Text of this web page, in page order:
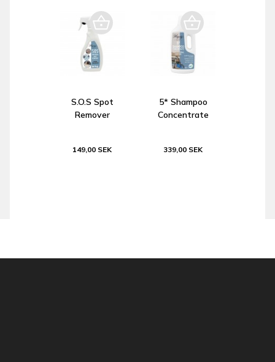
S.O.S Spot
Remover
149,00 SEK
5* Shampoo
Concentrate
339,00 SEK